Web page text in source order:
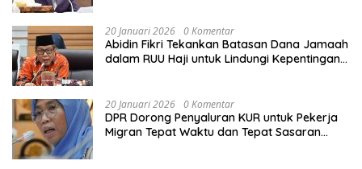
20 Januari 2026 0 Komentar
Abidin Fikri Tekankan Batasan Dana Jamaah
dalam RUU Haji untuk Lindungi Kepentingan
20 Januari 2026 0 Komentar
DPR Dorong Penyaluran KUR untuk Pekerja
Migran Tepat Waktu dan Tepat Sasaran